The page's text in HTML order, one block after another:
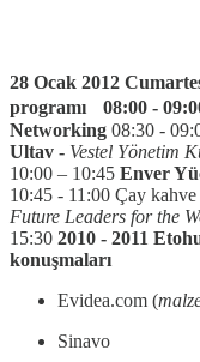
28 Ocak 2012
programı
08:00 -
Networking 08:30 -
Ultav - Vestel Yönetim
10:00 – 10:45 Enver
10:45 - 11:00 Çay kahve
Future Leaders for the
15:30 2010 - 2011
konuşmaları
Evidea.com (
Sinavo